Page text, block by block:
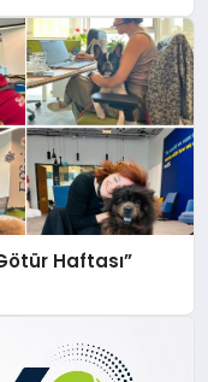
Haftası”